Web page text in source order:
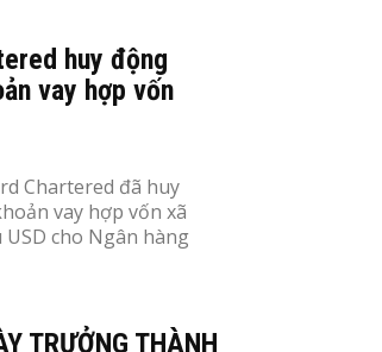
huy động
vay hợp vốn
Chartered đã huy
vay hợp vốn xã
cho Ngân hàng
TRƯỞNG THÀNH